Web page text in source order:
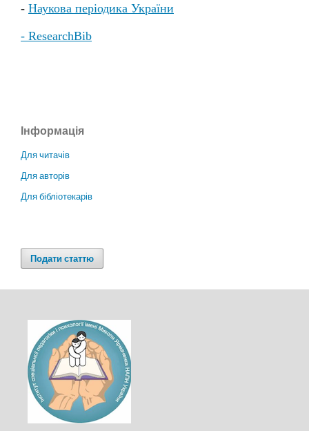
- Наукова періодика України
- ResearchBib
Інформація
Для читачів
Для авторів
Для бібліотекарів
Подати статтю